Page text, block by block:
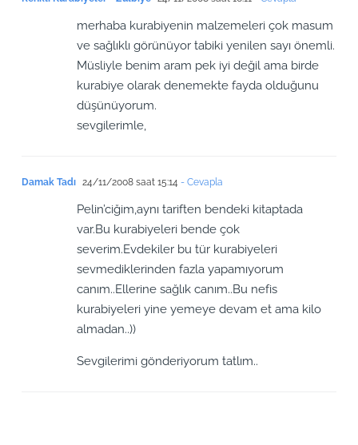
merhaba kurabiyenin malzemeleri çok masum
ve sağlıklı görünüyor tabiki yenilen sayı önemli.
Müsliyle benim aram pek iyi değil ama birde
kurabiye olarak denemekte fayda olduğunu
düşünüyorum.
sevgilerimle,
Damak Tadı 24/11/2008 saat 15:14- Cevapla
Pelin’ciğim,aynı tariften bendeki kitaptada
var.Bu kurabiyeleri bende çok
severim.Evdekiler bu tür kurabiyeleri
sevmediklerinden fazla yapamıyorum
canım..Ellerine sağlık canım..Bu nefis
kurabiyeleri yine yemeye devam et ama kilo
almadan..))
Sevgilerimi gönderiyorum tatlım..